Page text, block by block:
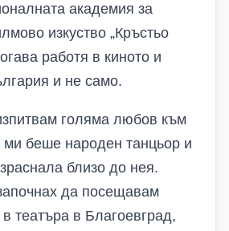
академия за
изкуство „Кръстьо
работя в киното и
и не само.
голяма любов към
беше народен танцьор и
близо до нея.
да посещавам
театъра в Благоевград,